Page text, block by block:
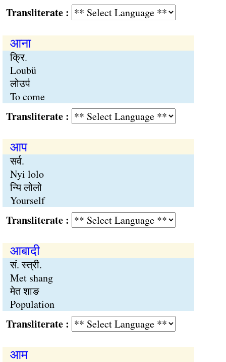
:
आना
क्रि.
Loubü
लोउप॑
To come
:
आप
सर्व.
Nyi lolo
न्यि लोलो
Yourself
:
आबादी
सं. स्त्री.
Met shang
मेत शाङ
Population
:
आम